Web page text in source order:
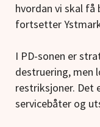
hvordan vi skal
fortsetter
I PD-sonen er
destruering, men
restriksjoner. Det
servicebåter og